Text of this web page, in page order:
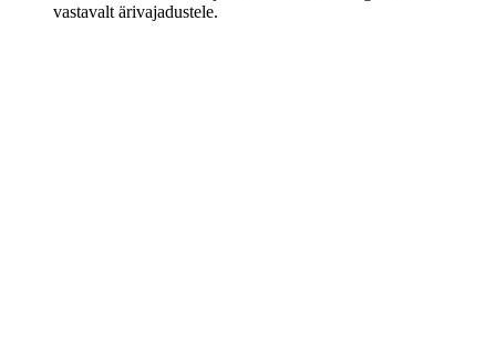
vastavalt ärivajadustele.